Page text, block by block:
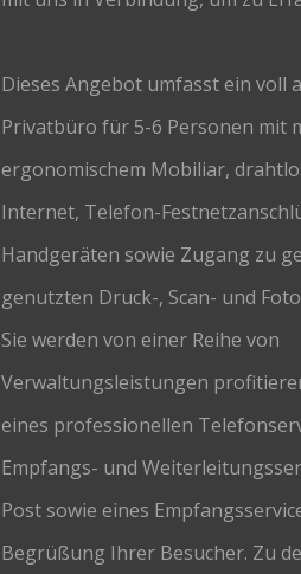
Dieses Angebot umfasst ein voll
Privatbüro für 5-6 Personen mit
ergonomischem Mobiliar,
Internet, Telefon-
Handgeräten sowie Zugang zu
genutzten Druck-, Scan- und
Sie werden von einer Reihe von
Verwaltungsleistungen
eines professionellen
Empfangs- und
Post sowie eines
Begrüßung Ihrer Besucher. Zu